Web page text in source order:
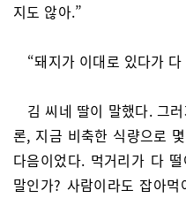
지도 않아.”
“돼지가 이대로 있다가
김 씨네 딸이 말했다. 그
론, 지금 비축한 식량으로
다음이었다. 먹거리가 다
말인가? 사람이라도 잡아